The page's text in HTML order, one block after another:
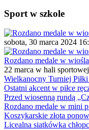
Sport w szkole
sobota, 30 marca 2024
Rozdano medale w
22 marca w hali
Wielkanocny Turniej
Ostatni akcent w piłce
Przed wiosenną rundą
Rozdano medale w mini
Koszykarskie złota
Licealna siatkówka